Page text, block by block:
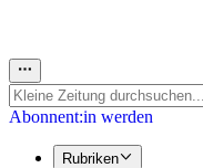
Abonnent:in werden
Rubriken